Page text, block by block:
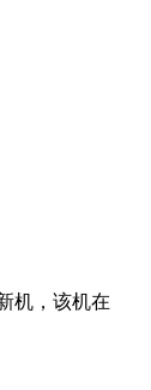
机，该机在